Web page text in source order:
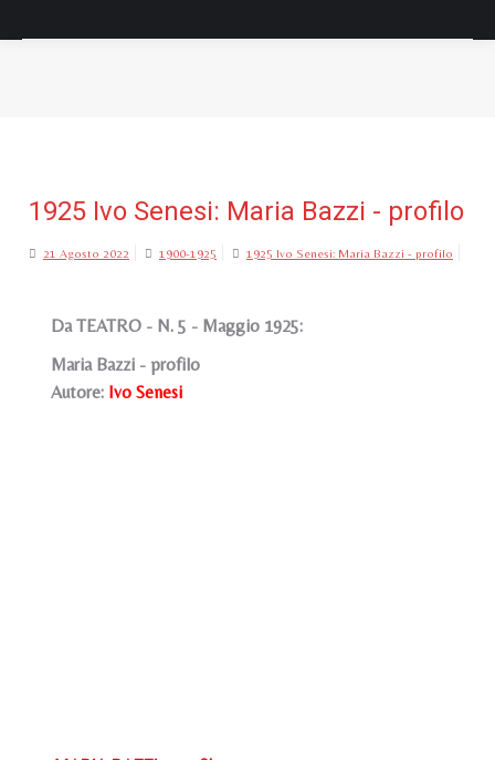
1925 Ivo Senesi: Maria Bazzi - profilo
21 Agosto 2022 1900-1925 1925 Ivo Senesi: Maria Bazzi - profilo
Da TEATRO - N. 5 - Maggio 1925:
Maria Bazzi - profilo
Autore: Ivo Senesi